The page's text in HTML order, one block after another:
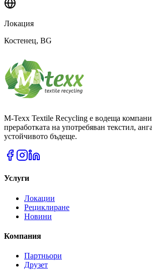
Локация
Костенец, BG
M-Texx Textile Recycling е водеща
преработката на употребяван текстил,
устойчивото бъдеще.
Услуги
Локации
Рециклиране
Новини
Компания
Партньори
Друзет